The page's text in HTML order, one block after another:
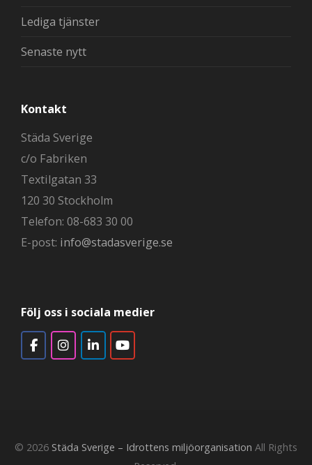
Lediga tjänster
Senaste nytt
Kontakt
Städa Sverige
c/o Fabriken
Textilgatan 33
120 30 Stockholm
Telefon: 08-683 30 00
E-post: info@stadasverige.se
Följ oss i sociala medier
© 2026 Städa Sverige – Idrottens miljöorganisation All Rights